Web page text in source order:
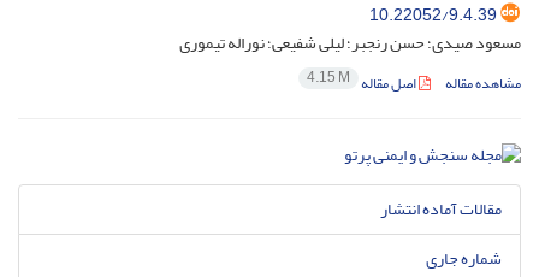
10.22052/9.4.39
مسعود صیدی؛ حسن رنجبر؛ لیلی شفیعی؛ نوراله تیموری
مشاهده مقاله اصل مقاله 4.15 M
مقالات آماده انتشار
شماره جاری